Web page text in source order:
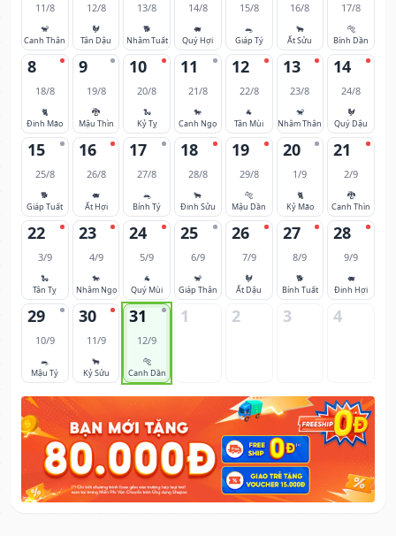
11/8
🐒
Canh Thân
12/8
🐓
Tân Dậu
13/8
🐕
Nhâm Tuất
14/8
🐖
Quý Hợi
15/8
🐀
Giáp Tý
16/8
🐂
Ất Sửu
17/8
🐅
Bính Dần
8
18/8
🐈
Đinh Mão
9
19/8
🐉
Mậu Thìn
10
20/8
🐍
Kỷ Tỵ
11
21/8
🐎
Canh Ngọ
12
22/8
🐐
Tân Mùi
13
23/8
🐒
Nhâm Thân
14
24/8
🐓
Quý Dậu
15
25/8
🐕
Giáp Tuất
16
26/8
🐖
Ất Hợi
17
27/8
🐀
Bính Tý
18
28/8
🐂
Đinh Sửu
19
29/8
🐅
Mậu Dần
20
1/9
🐈
Kỷ Mão
21
2/9
🐉
Canh Thìn
22
3/9
🐍
Tân Tỵ
23
4/9
🐎
Nhâm Ngọ
24
5/9
🐐
Quý Mùi
25
6/9
🐒
Giáp Thân
26
7/9
🐓
Ất Dậu
27
8/9
🐕
Bính Tuất
28
9/9
🐖
Đinh Hợi
29
10/9
🐀
Mậu Tý
30
11/9
🐂
Kỷ Sửu
31
12/9
🐅
Canh Dần
1 2 3 4